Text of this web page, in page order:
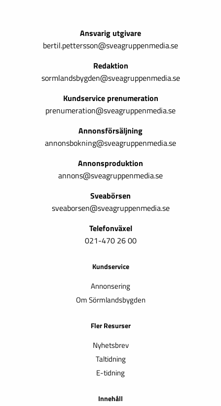
Ansvarig utgivare
bertil.pettersson@sveagruppenmedia.se
Redaktion
sormlandsbygden@sveagruppenmedia.se
Kundservice prenumeration
prenumeration@sveagruppenmedia.se
Annonsförsäljning
annonsbokning@sveagruppenmedia.se
Annonsproduktion
annons@sveagruppenmedia.se
Sveabörsen
sveaborsen@sveagruppenmedia.se
Telefonväxel
021-470 26 00
Kundservice
Annonsering
Om Sörmlandsbygden
Fler Resurser
Nyhetsbrev
Taltidning
E-tidning
Innehåll